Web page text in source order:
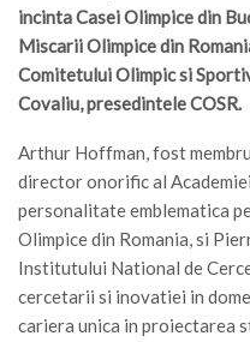
incinta Casei Olimpice din
Miscarii Olimpice din
Comitetului Olimpic si
Covaliu, presedintele COSR.
Arthur Hoffman, fost
director onorific al
personalitate emblematica
Olimpice din Romania, si
Institutului National de
cercetarii si inovatiei in
cariera unica in proiectarea